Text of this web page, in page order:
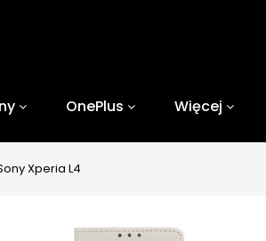
OnePlus Więcej
Xperia L4